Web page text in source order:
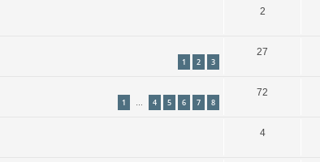
2
1 2 3
27
1 … 4 5 6 7 8
72
4